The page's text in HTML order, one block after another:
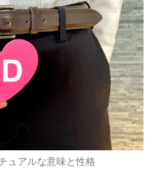
ュアルな意味と性格